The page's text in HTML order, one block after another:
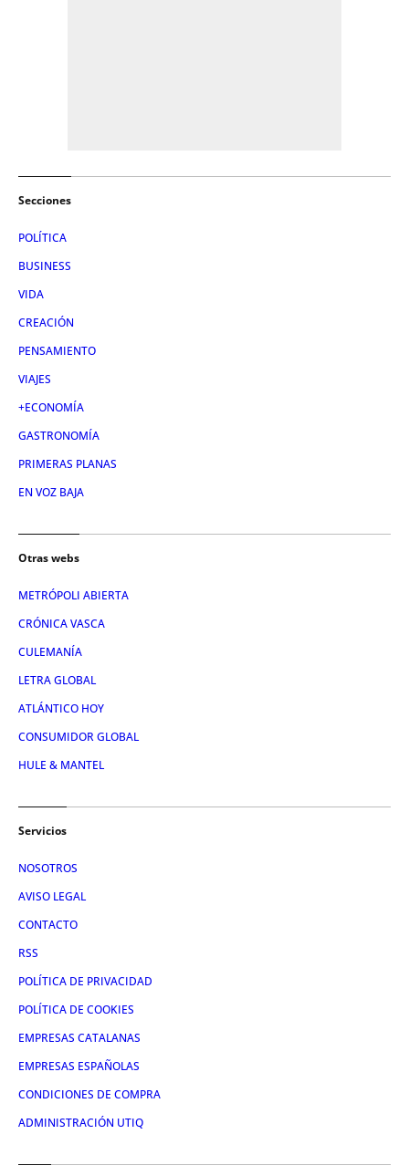
Secciones
POLÍTICA
BUSINESS
VIDA
CREACIÓN
PENSAMIENTO
VIAJES
+ECONOMÍA
GASTRONOMÍA
PRIMERAS PLANAS
EN VOZ BAJA
Otras webs
METRÓPOLI ABIERTA
CRÓNICA VASCA
CULEMANÍA
LETRA GLOBAL
ATLÁNTICO HOY
CONSUMIDOR GLOBAL
HULE & MANTEL
Servicios
NOSOTROS
AVISO LEGAL
CONTACTO
RSS
POLÍTICA DE PRIVACIDAD
POLÍTICA DE COOKIES
EMPRESAS CATALANAS
EMPRESAS ESPAÑOLAS
CONDICIONES DE COMPRA
ADMINISTRACIÓN UTIQ